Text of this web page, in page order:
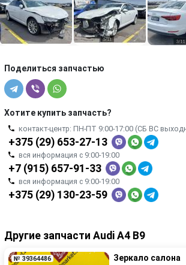
Поделиться запчастью
Хотите купить запчасть?
контакт-центр: ПН-ПТ 9:00-17:00 (СБ ВС
+375 (29) 653-27-13
вся информация с 9:00-19:00
+7 (915) 657-91-33
вся информация с 9:00-19:00
+375 (29) 130-23-59
Другие запчасти Audi A4 B9
№ 39364486
Зеркало салона